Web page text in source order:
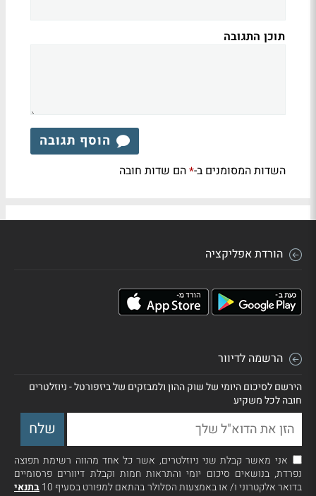
תוכן התגובה
הוסף תגובה
השדות המסומנים ב-*הם שדות חובה
הורדת אפליקציה
הרשמה לדיוור
הירשם לסיכום היומי של שוק ההון ולמבזקים של ביזפורטל - ניוזלטרים
חובה לכל משקיע
אני מאשר קבלת שני ניוזלטרים, אשר כל אחד מהווה רשימת תפוצה
נפרדת, בנושאים סיכום יומי והתראות חמות וקבלת דיוורים פרסומיים
בדואר אלקטרוני ו/ או באמצעות הסלולר בהתאם למפורט בסעיף 10
בתנאי